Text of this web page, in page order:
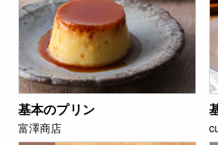
基本のプリン
富澤商店